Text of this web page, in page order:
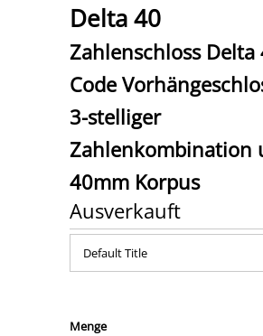
Delta 40
Zahlenschloss Delta
Code
3-stelliger
Zahlenkombination
40mm Korpus
Ausverkauft
Menge